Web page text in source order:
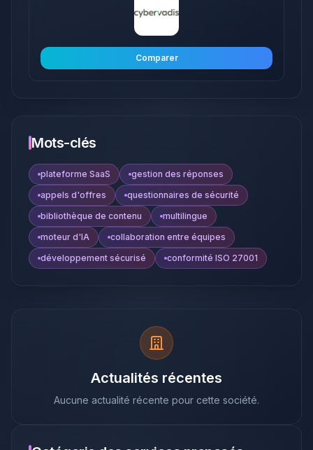
Comparer
Mots-clés
plateforme SaaS
gestion des réponses
appels d'offres
questionnaires de sécurité
bibliothèque de contenu
multilingue
moteur d'IA
collaboration entre équipes
développement sécurisé
conformité ISO 27001
Actualités récentes
Aucune actualité récente pour cette société.